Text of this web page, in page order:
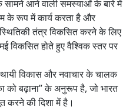
सामने आने वाली समस्याओं के बारे में
के रूप में कार्य करता है और
तंत्र विकसित करने के लिए
विकसित होते हुए वैश्विक स्तर पर
विकास और नवाचार के चालक
बढ़ाना” के अनुरूप है, जो भारत
करने की दिशा में है।